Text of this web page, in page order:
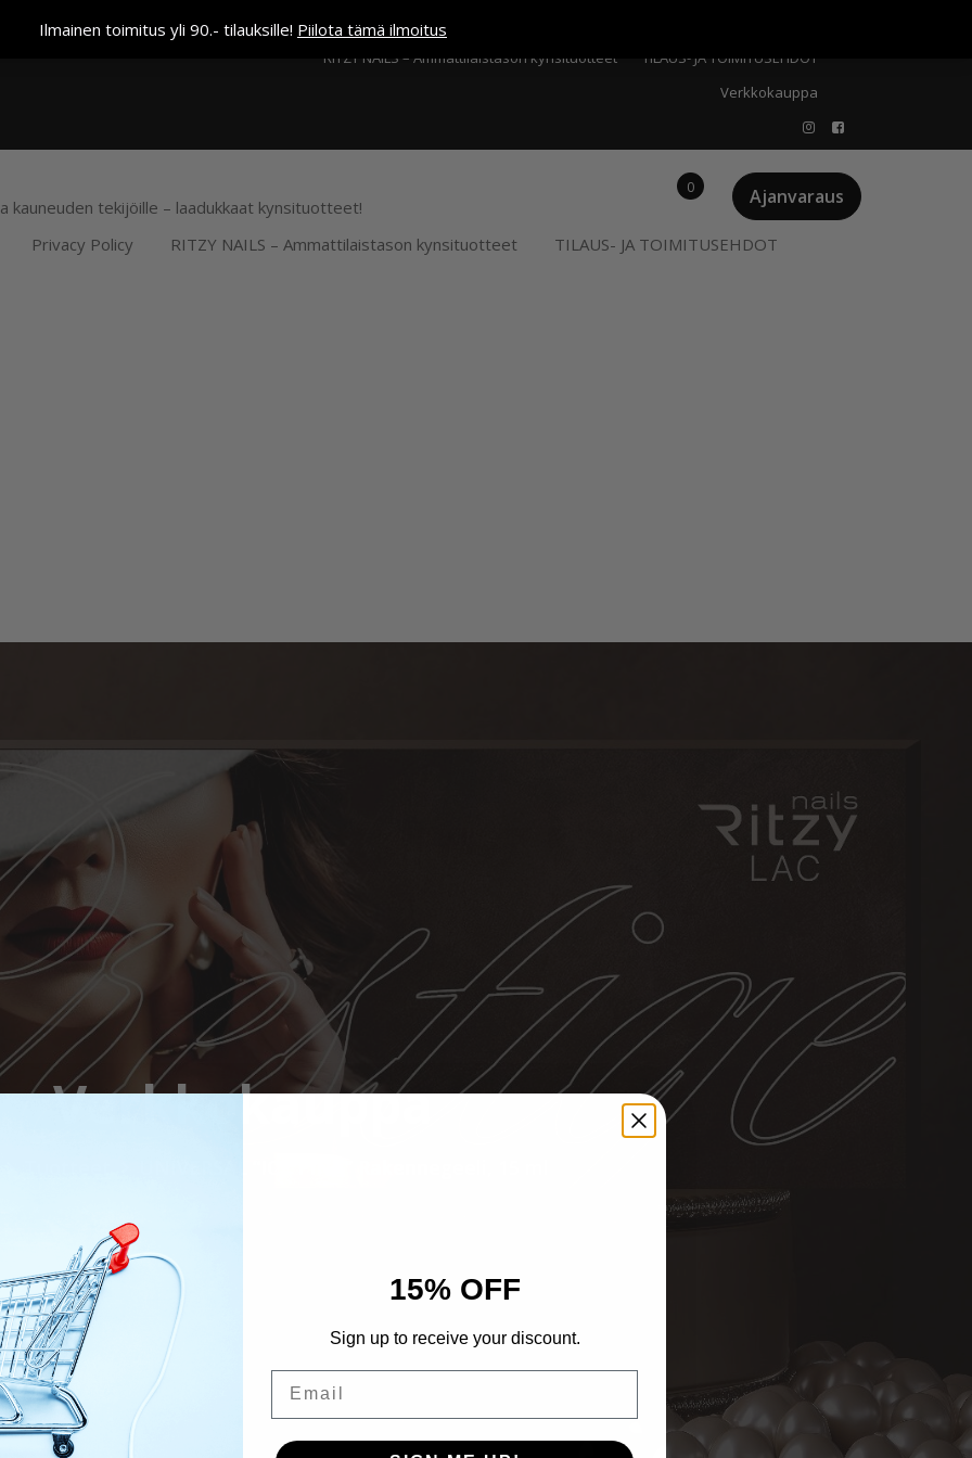
Ilmainen toimitus yli 90.- tilauksille! Piilota tämä ilmoitusKassa
RITZY NAILS – Ammattilaistason kynsituotteet
TILAUS- JA TOIMITUSEHDOT
Verkkokauppa
kauneuden tekijöille – laadukkaat kynsituotteet! Ajanvaraus
0
Privacy Policy RITZY NAILS – Ammattilaistason kynsituotteet TILAUS- JA TOIMITUSEHDOT
Verkkokauppa
15% OFF
Sign up to receive your discount.